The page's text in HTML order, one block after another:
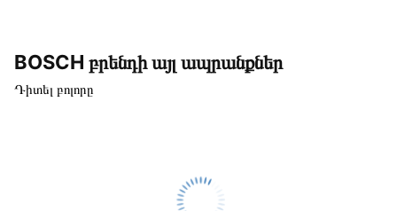
BOSCH բրենդի այլ ապրանքներ
Դիտել բոլորը